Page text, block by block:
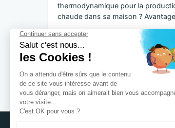
thermodynamique pour la
chaude dans sa maison ?
Lire la suite →